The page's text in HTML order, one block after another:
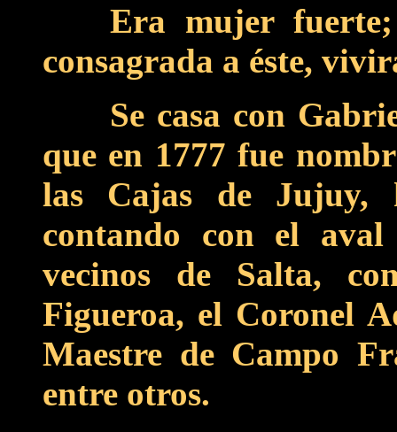
Era mujer
consagrada a éste,
Se casa con
que en 1777 fue
las Cajas de Jujuy,
contando con el
vecinos de Salta,
Figueroa, el Coronel
Maestre de Campo
entre otros.